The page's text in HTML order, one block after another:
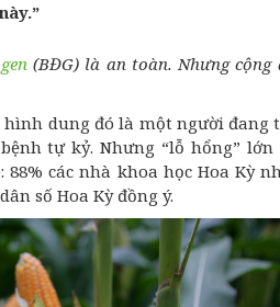
(BĐG) là an toàn. Nhưng cộng
dung đó là một người đang
tự kỷ. Nhưng “lỗ hổng” lớn
các nhà khoa học Hoa Kỳ
số Hoa Kỳ đồng ý.